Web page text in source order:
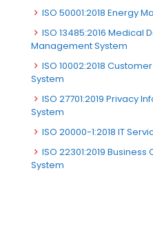
ISO 50001:2018 Energy
ISO 13485:2016 Medical
Management System
ISO 10002:2018
System
ISO 27701:2019 Privacy
System
ISO 20000-1:2018 IT
ISO 22301:2019
System